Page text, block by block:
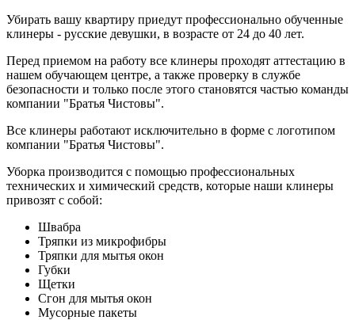
Убирать вашу квартиру приедут профессионально обученные
клинеры - русские девушки, в возрасте от 24 до 40 лет.
Перед приемом на работу все клинеры проходят аттестацию в
нашем обучающем центре, а также проверку в службе
безопасности и только после этого становятся частью команды
компании "Братья Чистовы".
Все клинеры работают исключительно в форме с логотипом
компании "Братья Чистовы".
Уборка производится с помощью профессиональных
технических и химический средств, которые наши клинеры
привозят с собой:
Швабра
Тряпки из микрофибры
Тряпки для мытья окон
Губки
Щетки
Сгон для мытья окон
Мусорные пакеты